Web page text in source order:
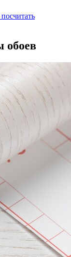
обоев